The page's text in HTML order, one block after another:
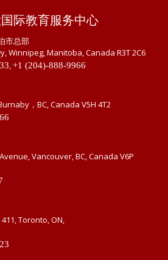
际教育服务中心
市总部
Winnipeg, Manitoba, Canada R3T 2C6
,+1 (204)-888-9966
，BC, Canada V5H 4T2
Vancouver, BC, Canada V6P
Toronto, ON,